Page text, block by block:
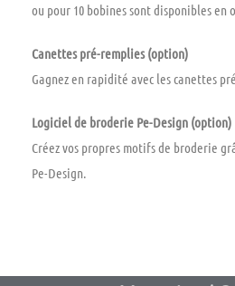
ou pour 10 bobines sont disponibles en
Canettes pré-remplies (option)
Gagnez en rapidité avec les canettes
Logiciel de broderie Pe-Design (option)
Créez vos propres motifs de broderie
Pe-Design.